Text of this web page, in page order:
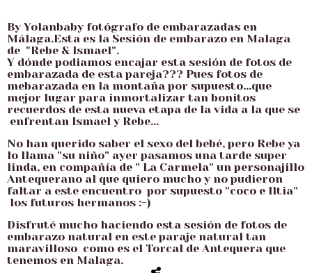
By Yolanbaby fotógrafo de embarazadas en
Málaga.Esta es la Sesión de embarazo en Malaga
de "Rebe & Ismael".
Y dónde podiamos encajar esta sesión de fotos de
embarazada de esta pareja??? Pues fotos de
mebarazada en la montaña por supuesto...que
mejor lugar para inmortalizar tan bonitos
recuerdos de esta nueva etapa de la vida a la que se
enfrentan Ismael y Rebe...
No han querido saber el sexo del bebé, pero Rebe ya
lo llama "su niño" ayer pasamos una tarde super
linda, en compañía de " La Carmela" un personajillo
Antequerano al que quiero mucho y no pudieron
faltar a este encuentro por supuesto "coco e Iltia"
los futuros hermanos :-)
Disfruté mucho haciendo esta sesión de fotos de
embarazo natural en este paraje natural tan
maravilloso como es el Torcal de Antequera que
tenemos en Malaga.